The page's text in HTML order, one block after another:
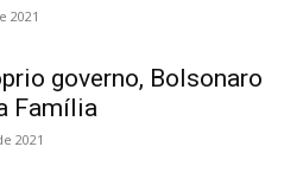
2021
governo, Bolsonaro
Família
2021